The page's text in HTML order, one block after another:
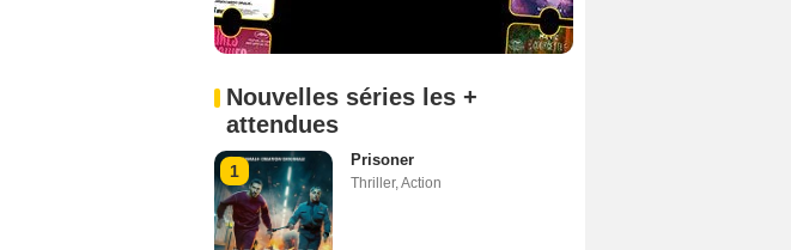
Nouvelles séries les +
attendues
1
Prisoner
Thriller, Action